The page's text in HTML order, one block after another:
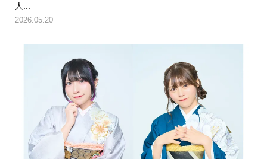
人...
2026.05.20